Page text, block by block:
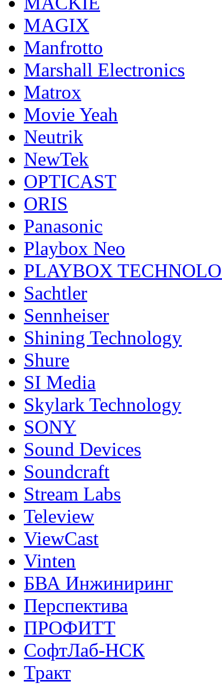
MAGIX
Manfrotto
Marshall Electronics
Matrox
Movie Yeah
Neutrik
NewTek
OPTICAST
ORIS
Panasonic
Playbox Neo
PLAYBOX
Sachtler
Sennheiser
Shining Technology
Shure
SI Media
Skylark Technology
SONY
Sound Devices
Soundcraft
Stream Labs
Teleview
ViewCast
Vinten
БВА Инжиниринг
Перспектива
ПРОФИТТ
СофтЛаб-НСК
Тракт